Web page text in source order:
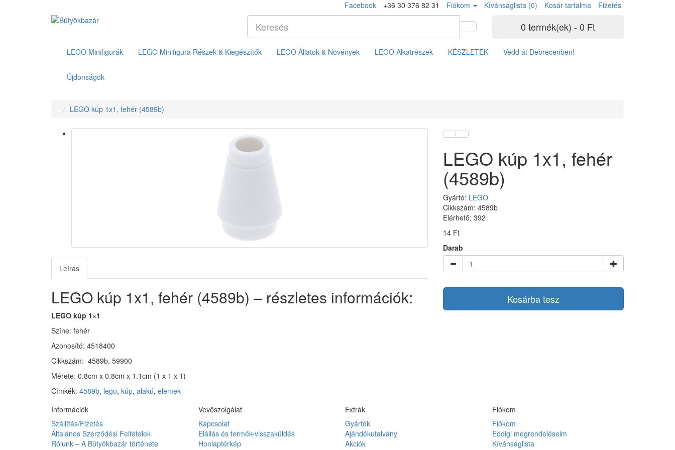
Facebook +36 30 376 82 31 Fiókom Kívánságlista (0) Kosár tartalma Fizetés
0 termék(ek) - 0 Ft
LEGO Minifigurák LEGO Minifigura Részek & Kiegészítők LEGO Állatok & Növények LEGO Alkatrészek KÉSZLETEK Vedd át Debrecenben!
Újdonságok
LEGO kúp 1x1, fehér (4589b)
Leírás
LEGO kúp 1x1, fehér (4589b) – részletes információk:
LEGO kúp 1×1
Színe: fehér
Azonosító: 4518400
Cikkszám: 4589b, 59900
Mérete: 0.8cm x 0.8cm x 1.1cm (1 x 1 x 1)
LEGO kúp 1x1, fehér
(4589b)
Gyártó: LEGO
Cikkszám: 4589b
Elérhető: 392
14 Ft
Darab
Kosárba tesz
Címkék: 4589b, lego, kúp, alakú, elemek
Információk
Szállítás/Fizetés
Általános Szerződési Feltételek
Rólunk – A Bütyökbazár története
Vevőszolgálat
Kapcsolat
Elállás és termék-visszaküldés
Honlaptérkép
Extrák
Gyártók
Ajándékutalvány
Akciók
Fiókom
Fiókom
Eddigi megrendeléseim
Kívánságlista